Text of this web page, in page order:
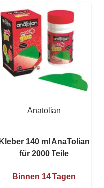
Anatolian
Kleber 140 ml AnaTolian
für 2000 Teile
Binnen 14 Tagen